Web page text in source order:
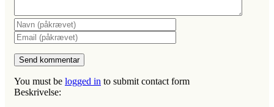
You must be logged in to submit contact form
Beskrivelse: